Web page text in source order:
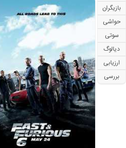
بازیگران
حواشی
سوتی
دیالوگ
ارزیابی
بررسی